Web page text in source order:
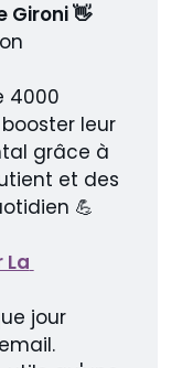
Gironi 👋
4000
leur
grâce à
et des
💪
jour